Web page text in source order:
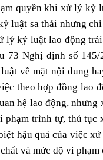
quyền khi xử lý kỷ
luật sa thải nhưng
lý kỷ luật lao động
Nghị định số
về mặt nội dung
theo hợp đồng lao
hệ lao động, nhưng
phạm trình tự, thủ tục
hậu quả của việc
và mức độ vi phạm